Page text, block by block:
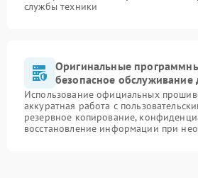
службы техники
Оригинальные
безопасное обслуживание
Использование официальных
аккуратная работа с
резервное копирование,
восстановление информации при